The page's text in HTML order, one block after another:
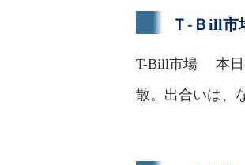
Ｔ-Ｂill市
T-Bill市場 本日
散。出合いは、